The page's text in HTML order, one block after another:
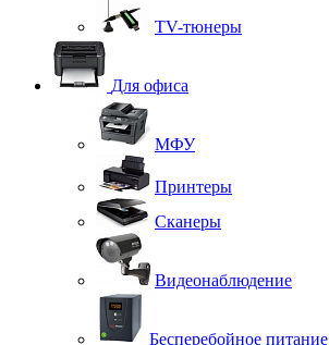
TV-тюнеры
Для офиса
МФУ
Принтеры
Сканеры
Видеонаблюдение
Бесперебойное питание